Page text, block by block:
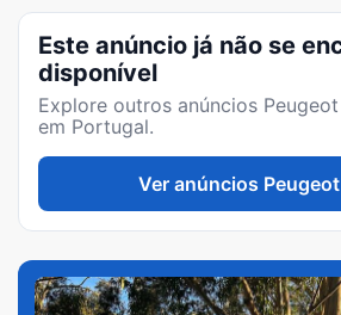
Este anúncio já não se
disponível
Explore outros anúncios
em Portugal.
Ver anúncios